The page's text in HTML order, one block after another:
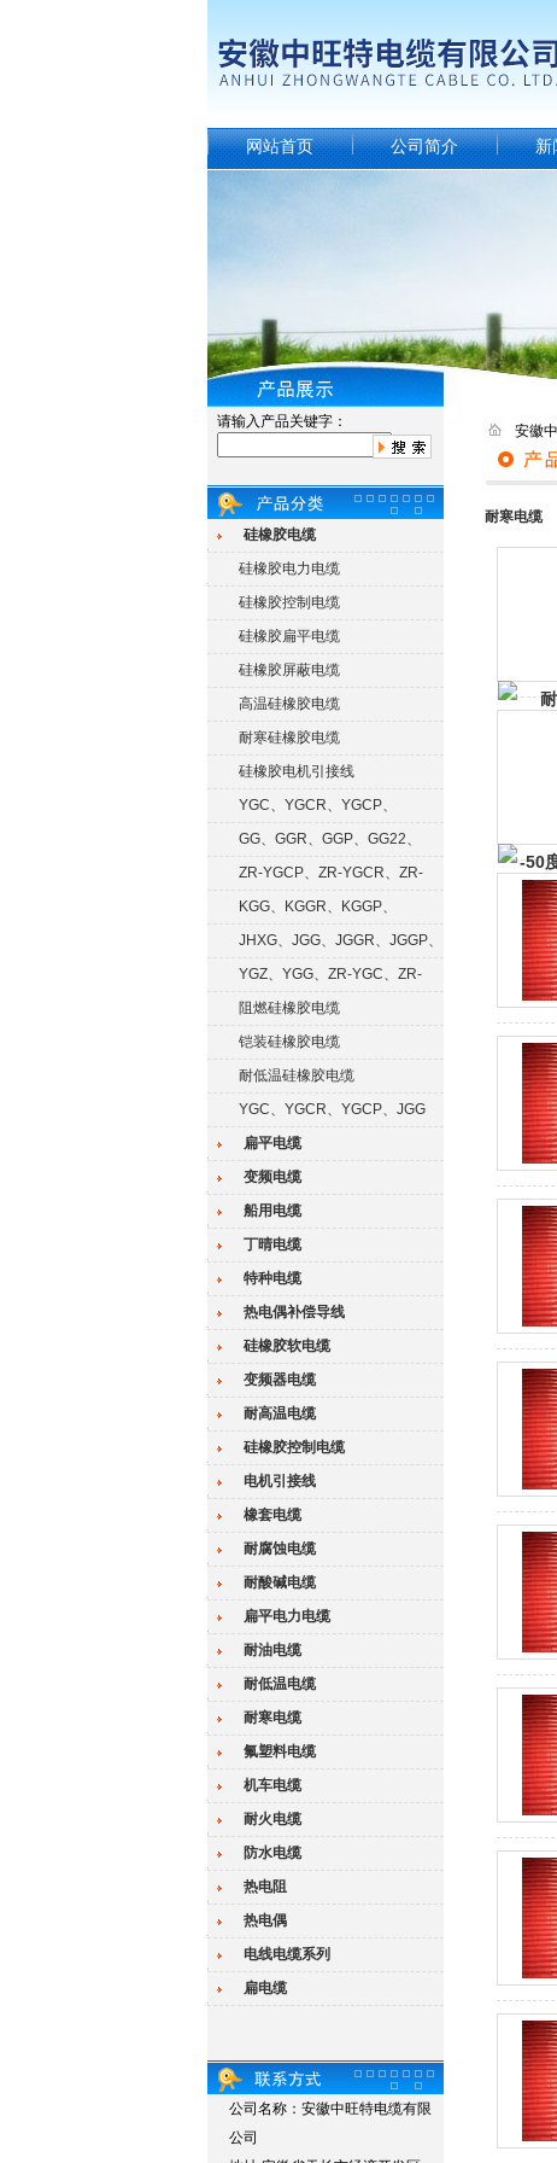
网站首页 公司简介 新
请输入产品关键字：
硅橡胶电缆
硅橡胶电力电缆
硅橡胶控制电缆
硅橡胶扁平电缆
硅橡胶屏蔽电缆
高温硅橡胶电缆
耐寒硅橡胶电缆
硅橡胶电机引接线
YGC、YGCR、YGCP、
YGCRP
GG、GGR、GGP、GG22、
GGRP
ZR-YGCP、ZR-YGCR、ZR-
YGCRP
KGG、KGGR、KGGP、
KGGRP
JHXG、JGG、JGGR、JGGP、
JGGFYGZ、YGG、ZR-YGC、ZR-
KGG阻燃硅橡胶电缆
铠装硅橡胶电缆
耐低温硅橡胶电缆
YGC、YGCR、YGCP、JGG
扁平电缆
变频电缆
船用电缆
丁晴电缆
特种电缆
热电偶补偿导线
硅橡胶软电缆
变频器电缆
耐高温电缆
硅橡胶控制电缆
电机引接线
橡套电缆
耐腐蚀电缆
耐酸碱电缆
扁平电力电缆
耐油电缆
耐低温电缆
耐寒电缆
氟塑料电缆
机车电缆
耐火电缆
防水电缆
热电阻
热电偶
电线电缆系列
扁电缆
公司名称：安徽中旺特电缆有限
公司
安徽
耐寒电缆